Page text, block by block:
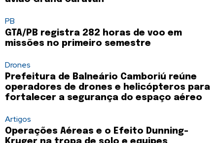
PB
GTA/PB registra 282 horas de voo em
missões no primeiro semestre
Drones
Prefeitura de Balneário Camboriú reúne
operadores de drones e helicópteros para
fortalecer a segurança do espaço aéreo
Artigos
Operações Aéreas e o Efeito Dunning-